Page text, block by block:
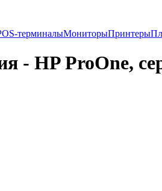
терминалыМониторыПринтеры
- HP ProOne,